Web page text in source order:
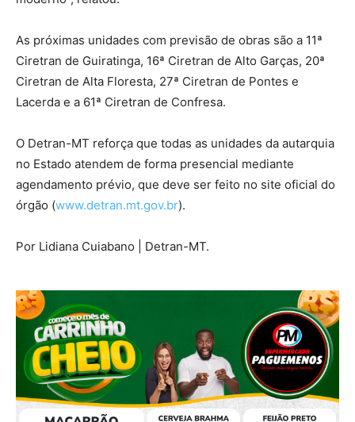
As próximas unidades com previsão de obras são a 11ª
Ciretran de Guiratinga, 16ª Ciretran de Alto Garças, 20ª
Ciretran de Alta Floresta, 27ª Ciretran de Pontes e
Lacerda e a 61ª Ciretran de Confresa.
O Detran-MT reforça que todas as unidades da autarquia
no Estado atendem de forma presencial mediante
agendamento prévio, que deve ser feito no site oficial do
órgão (www.detran.mt.gov.br).
Por Lidiana Cuiabano | Detran-MT.